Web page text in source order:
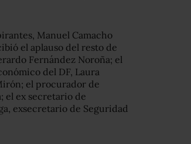
Manuel Camacho
el aplauso del resto de
Fernández Noroña; el
del DF, Laura
el procurador de
el ex secretario de
exsecretario de Seguridad